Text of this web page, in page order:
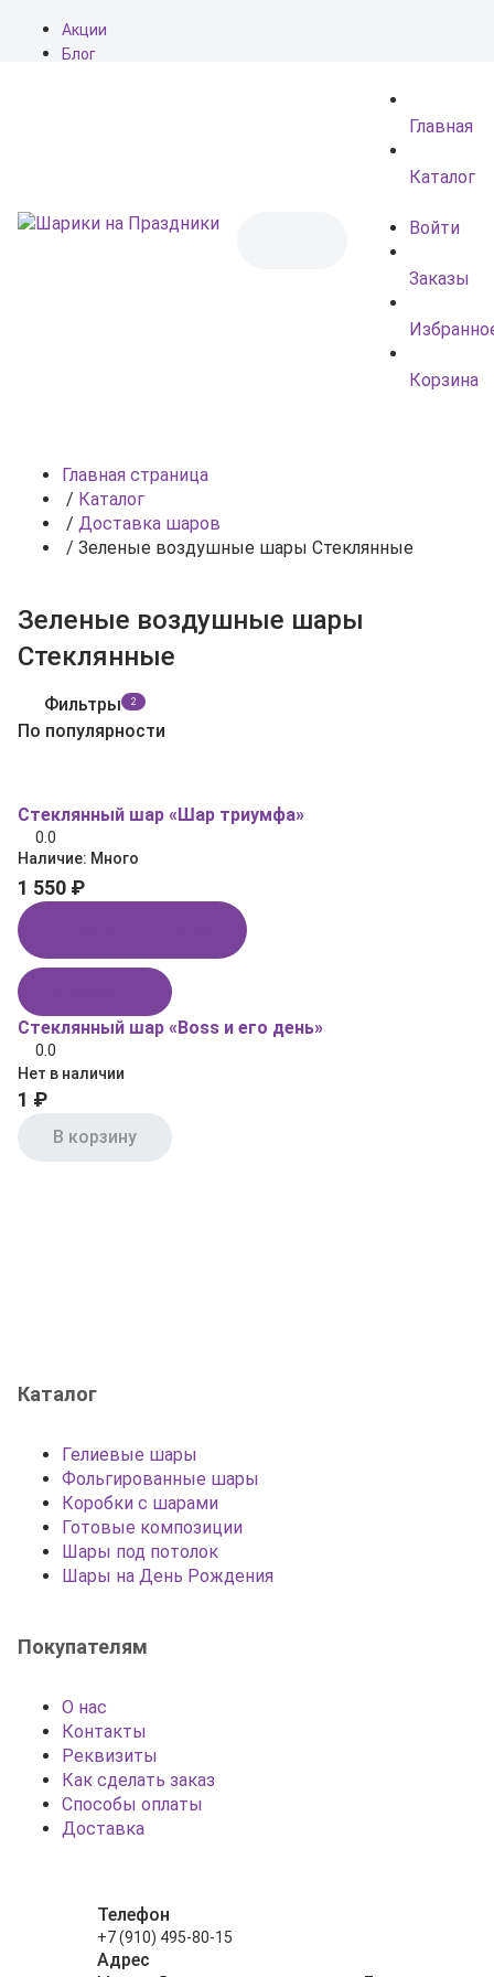
Акции
Блог
Главная
Каталог
Войти
Заказы
Корзина
Главная страница
/ Каталог
/ Доставка шаров
/ Зеленые воздушные шары Стеклянные
Зеленые воздушные шары
Стеклянные
Фильтры 2
По популярности
Стеклянный шар «Шар триумфа»
0.0
Наличие: Много
1 550 ₽
Стеклянный шар «Boss и его день»
0.0
Нет в наличии
1 ₽
В корзину
Каталог
Гелиевые шары
Фольгированные шары
Коробки с шарами
Готовые композиции
Шары под потолок
Шары на День Рождения
Покупателям
О нас
Контакты
Реквизиты
Как сделать заказ
Способы оплаты
Доставка
Телефон
+7 (910) 495-80-15
Адрес